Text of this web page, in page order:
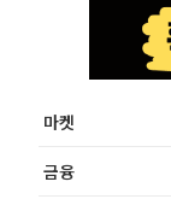
마켓
금융